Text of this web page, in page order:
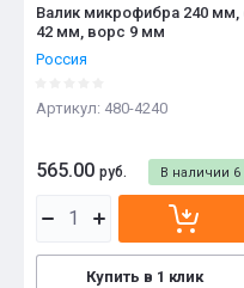
Валик микрофибра 240 мм,
42 мм, ворс 9 мм
Россия
Артикул: 480-4240
В наличии 6
565.00 руб.
Купить в 1 клик